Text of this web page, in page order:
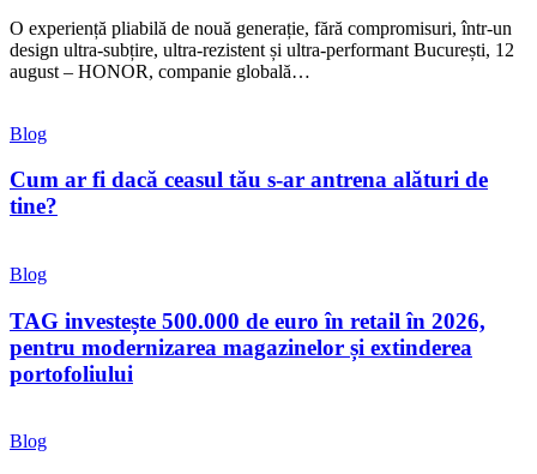
O experiență pliabilă de nouă generație, fără compromisuri, într-un
design ultra-subțire, ultra-rezistent și ultra-performant București, 12
august – HONOR, companie globală…
Blog
Cum ar fi dacă ceasul tău s-ar antrena alături de
tine?
Blog
TAG investește 500.000 de euro în retail în 2026,
pentru modernizarea magazinelor și extinderea
portofoliului
Blog